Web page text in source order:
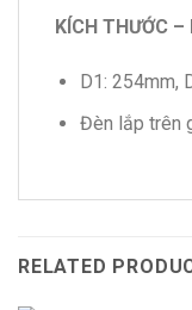
KÍCH THƯỚC
D1: 254mm,
Đèn lắp trên
RELATED